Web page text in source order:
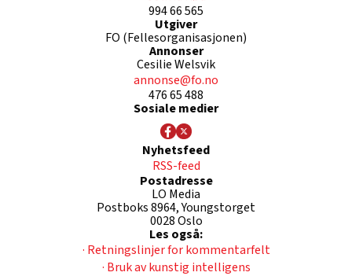
994 66 565
Utgiver
FO (Fellesorganisasjonen)
Annonser
Cesilie Welsvik
annonse@fo.no
476 65 488
Sosiale medier
Nyhetsfeed
RSS-feed
Postadresse
LO Media
Postboks 8964, Youngstorget
0028 Oslo
Les også:
· Retningslinjer for kommentarfelt
· Bruk av kunstig intelligens